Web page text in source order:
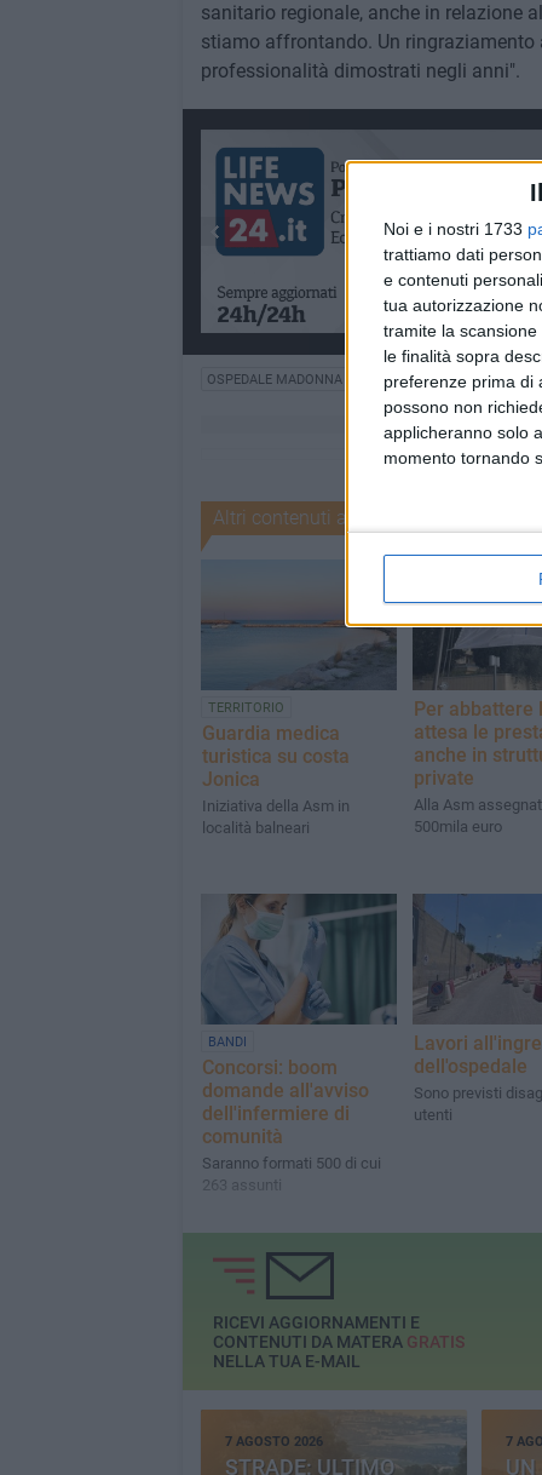
Noi e i nostri 1733
trattiamo dati
e contenuti
tua autorizzazione
tramite la
le finalità sopra
preferenze prima di
possono non
applicheranno solo
momento tornando
sanitario regionale, anche in relazione
stiamo affrontando. Un ringraziamento
professionalità dimostrati negli anni".
OSPEDALE MADONNA DELLE GRAZIE SANITÀ
Altri contenuti a tema
TERRITORIO
Guardia medica
turistica su costa
Jonica
Iniziativa della Asm in
località balneari
Per abbattere
attesa le
anche in
private
Alla Asm
500mila euro
BANDI
Concorsi: boom
domande all'avviso
dell'infermiere di
comunità
Saranno formati 500 di cui
263 assunti
Lavori
dell'ospedale
Sono previsti
utenti
RICEVI AGGIORNAMENTI E
CONTENUTI DA MATERA GRATIS
NELLA TUA E-MAIL
7 AGOSTO 2026
STRADE: ULTIMO
7
UN